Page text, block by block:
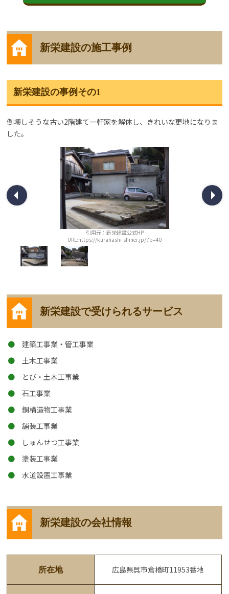
新栄建設の施工事例
新栄建設の事例その1
倒壊しそうな古い2階建て一軒家を解体し、きれいな更地になりま
した。
引用元：新栄建設公式HP
URL:https://kurahashi-shinei.jp/?p=40
新栄建設で受けられるサービス
建築工事業・管工事業
土木工事業
とび・土木工事業
石工事業
銅構造物工事業
舗装工事業
しゅんせつ工事業
塗装工事業
水道設置工事業
新栄建設の会社情報
所在地 広島県呉市倉橋町11953番地